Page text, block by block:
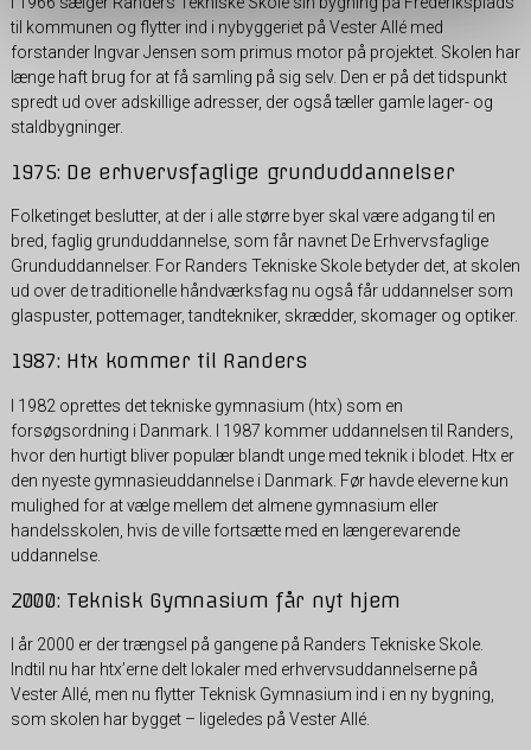
til kommunen og flytter ind i nybyggeriet på Vester Allé med
forstander Ingvar Jensen som primus motor på projektet. Skolen har
længe haft brug for at få samling på sig selv. Den er på det tidspunkt
spredt ud over adskillige adresser, der også tæller gamle lager- og
staldbygninger.
1975: De erhvervsfaglige grunduddannelser
Folketinget beslutter, at der i alle større byer skal være adgang til en
bred, faglig grunduddannelse, som får navnet De Erhvervsfaglige
Grunduddannelser. For Randers Tekniske Skole betyder det, at skolen
ud over de traditionelle håndværksfag nu også får uddannelser som
glaspuster, pottemager, tandtekniker, skrædder, skomager og optiker.
1987: Htx kommer til Randers
I 1982 oprettes det tekniske gymnasium (htx) som en
forsøgsordning i Danmark. I 1987 kommer uddannelsen til Randers,
hvor den hurtigt bliver populær blandt unge med teknik i blodet. Htx er
den nyeste gymnasieuddannelse i Danmark. Før havde eleverne kun
mulighed for at vælge mellem det almene gymnasium eller
handelsskolen, hvis de ville fortsætte med en længerevarende
uddannelse.
2000: Teknisk Gymnasium får nyt hjem
I år 2000 er der trængsel på gangene på Randers Tekniske Skole.
Indtil nu har htx’erne delt lokaler med erhvervsuddannelserne på
Vester Allé, men nu flytter Teknisk Gymnasium ind i en ny bygning,
som skolen har bygget – ligeledes på Vester Allé.